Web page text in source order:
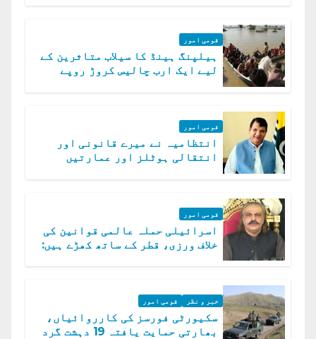
قومی امور
ہیلپنگ ہینڈ کا سیلاب متاثرین کے
لیے ایک ارب چالیس کروڑ روپے
قومی امور
انتظامیہ نے میرے قانونی اور
انتقالی ہوٹلز اور عمارتیں
قومی امور
اسرائیلی حملہ عالمی قوانین کی
خلاف ورزی، قطر کے ساتھ کھڑے ہیں:
خبر و نظر قومی امور
سکیورٹی فورسز کی کارروائیاں،
بھارتی حمایت یافتہ 19 دہشت گرد